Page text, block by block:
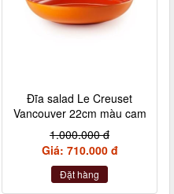
Đĩa salad Le Creuset
Vancouver 22cm màu cam
1.000.000 đ
Giá: 710.000 đ
Đặt hàng